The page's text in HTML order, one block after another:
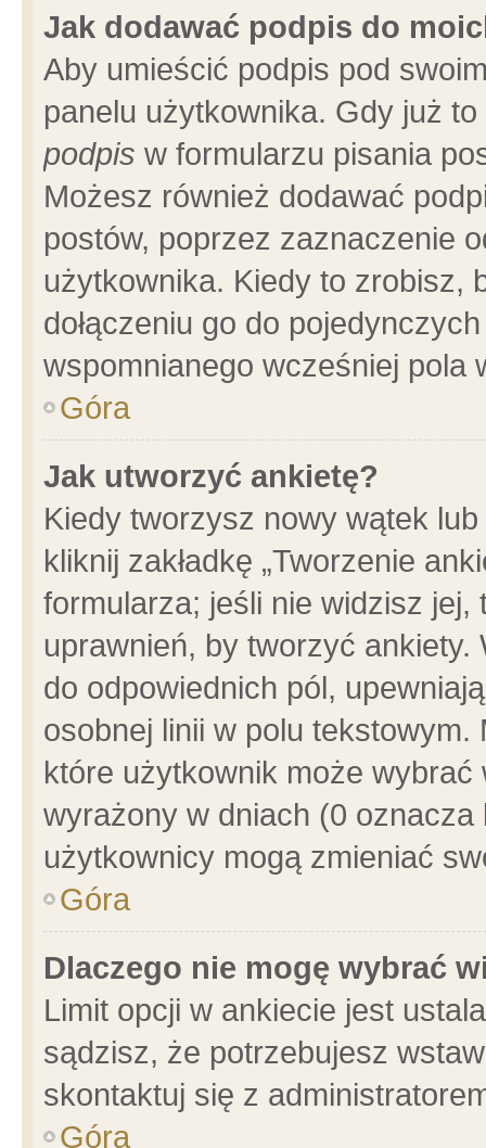
Jak dodawać podpis do
Aby umieścić podpis pod
panelu użytkownika. Gdy już
podpis w formularzu pisania
Możesz również dodawać
postów, poprzez zaznaczenie
użytkownika. Kiedy to zrobisz,
dołączeniu go do
wspomnianego wcześniej pola
Góra
Jak utworzyć ankietę?
Kiedy tworzysz nowy wątek
kliknij zakładkę „Tworzenie
formularza; jeśli nie widzisz
uprawnień, by tworzyć ankiety.
do odpowiednich pól,
osobnej linii w polu
które użytkownik może
wyrażony w dniach (0
użytkownicy mogą zmieniać
Góra
Dlaczego nie mogę wybrać
Limit opcji w ankiecie jest
sądzisz, że potrzebujesz
skontaktuj się z
Góra